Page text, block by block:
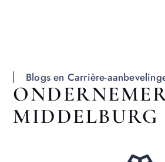
Blogs en Carrière-
MIDDELBURG